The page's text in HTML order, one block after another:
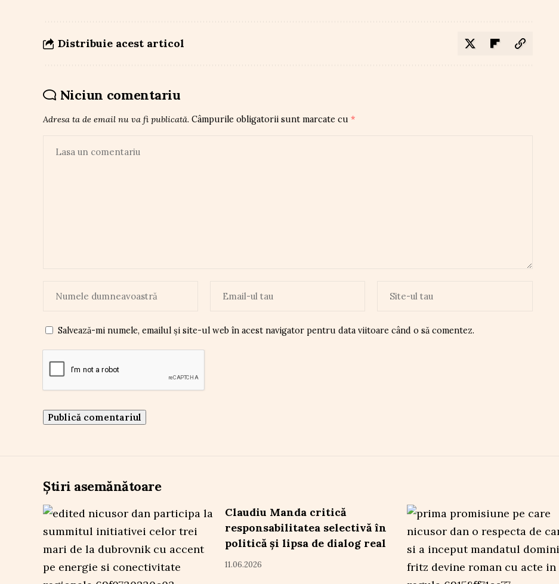
Distribuie acest articol
Niciun comentariu
Adresa ta de email nu va fi publicată. Câmpurile obligatorii sunt marcate cu *
Salvează-mi numele, emailul și site-ul web în acest navigator pentru data viitoare când o să comentez.
Știri asemănătoare
Claudiu Manda critică
responsabilitatea selectivă în
politică și lipsa de dialog real
11.06.2026